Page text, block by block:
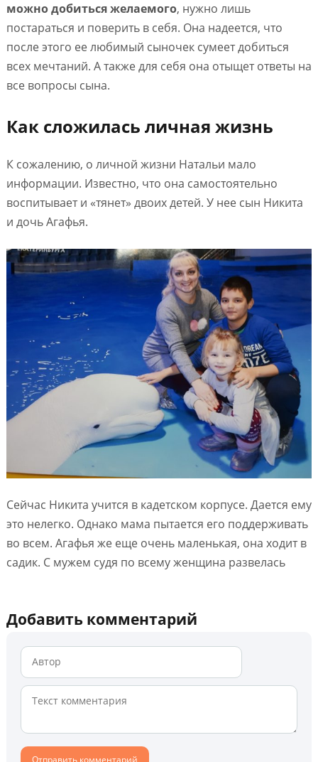
можно добиться желаемого, нужно лишь
постараться и поверить в себя. Она надеется, что
после этого ее любимый сыночек сумеет добиться
всех мечтаний. А также для себя она отыщет ответы на
все вопросы сына.
Как сложилась личная жизнь
К сожалению, о личной жизни Натальи мало
информации. Известно, что она самостоятельно
воспитывает и «тянет» двоих детей. У нее сын Никита
и дочь Агафья.
Сейчас Никита учится в кадетском корпусе. Дается ему
это нелегко. Однако мама пытается его поддерживать
во всем. Агафья же еще очень маленькая, она ходит в
садик. С мужем судя по всему женщина развелась
Добавить комментарий